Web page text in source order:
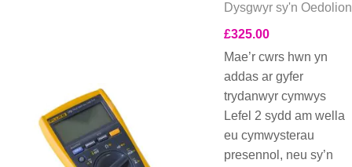
Dysgwyr sy'n Oedolion
£325.00
Mae’r cwrs hwn yn
addas ar gyfer
trydanwyr cymwys
Lefel 2 sydd am wella
eu cymwysterau
presennol, neu sy’n